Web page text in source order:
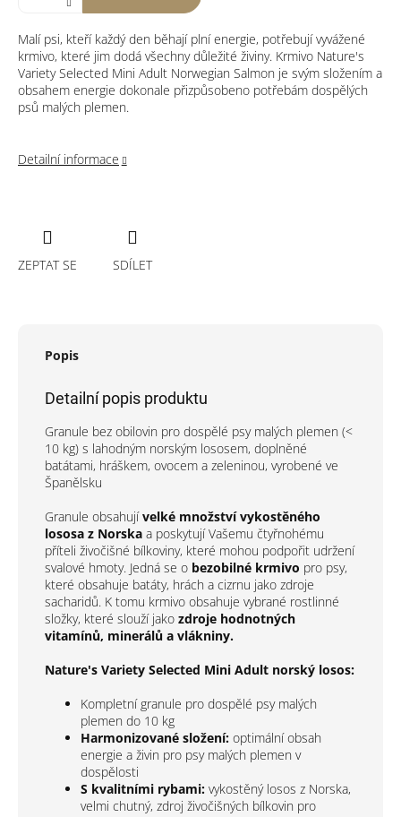
Malí psi, kteří každý den běhají plní energie, potřebují vyvážené
krmivo, které jim dodá všechny důležité živiny. Krmivo Nature's
Variety Selected Mini Adult Norwegian Salmon je svým složením a
obsahem energie dokonale přizpůsobeno potřebám dospělých
psů malých plemen.
Detailní informace
ZEPTAT SE SDÍLET
Popis
Detailní popis produktu
Granule bez obilovin pro dospělé psy malých plemen (<
10 kg) s lahodným norským lososem, doplněné
batátami, hráškem, ovocem a zeleninou, vyrobené ve
Španělsku
Granule obsahujívelké množství vykostěného
lososa z Norska a poskytují Vašemu čtyřnohému
příteli živočišné bílkoviny, které mohou podpořit udržení
svalové hmoty. Jedná se o bezobilné krmivo pro psy,
které obsahuje batáty, hrách a cizrnu jako zdroje
sacharidů. K tomu krmivo obsahuje vybrané rostlinné
složky, které slouží jako zdroje hodnotných
vitamínů, minerálů a vlákniny.
Nature's Variety Selected Mini Adult norský losos:
Kompletní granule pro dospělé psy malých
plemen do 10 kg
Harmonizované složení: optimální obsah
energie a živin pro psy malých plemen v
dospělosti
S kvalitními rybami: vykostěný losos z Norska,
velmi chutný, zdroj živočišných bílkovin pro